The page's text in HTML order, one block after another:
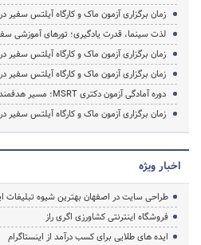
زمان برگزاری آزمون ماک و کارگاه آیلتس سفیر در
لذت سینما، قدرت یادگیری؛ تورهای آموزشی
زمان برگزاری آزمون ماک و کارگاه آیلتس سفیر در
زمان برگزاری آزمون ماک و کارگاه آیلتس سفیر در
دوره آمادگی آزمون دکتری MSRT؛ مسیر هدفمند برای کسب نمره زبان دکتری
زمان برگزاری آزمون ماک و کارگاه آیلتس سفیر در دی
اخبار ویژه
طراحی سایت در اصفهان بهترین شیوه تبلیغات
فروشگاه اینترنتی کشاورزی اگری راز
ایده های طلایی برای کسب درآمد از اینستاگرام